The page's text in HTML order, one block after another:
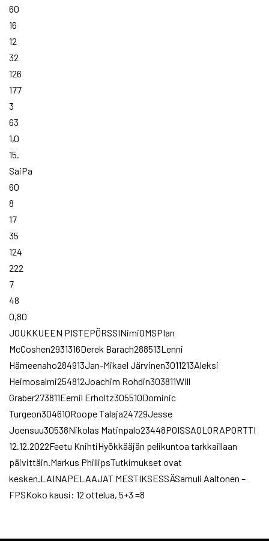
60
16
12
32
126
177
3
63
1,0
15.
SaiPa
60
8
17
35
124
222
7
48
0,80
JOUKKUEEN PISTEPÖRSSINimiOMSPIan
McCoshen2931316Derek Barach288513Lenni
Hämeenaho284913Jan-Mikael Järvinen3011213Aleksi
Heimosalmi254812Joachim Rohdin303811Will
Graber273811Eemil Erholtz305510Dominic
Turgeon304610Roope Talaja24729Jesse
Joensuu30538Nikolas Matinpalo23448POISSAOLORAPORTTI
12.12.2022Feetu KnihtiHyökkääjän pelikuntoa tarkkaillaan
päivittäin.Markus PhillipsTutkimukset ovat
kesken.LAINAPELAAJAT MESTIKSESSÄSamuli Aaltonen –
FPSKoko kausi: 12 ottelua, 5+3 =8